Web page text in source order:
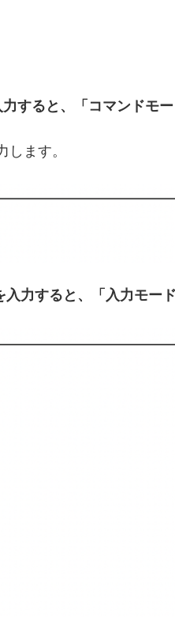
力すると、「コマンドモ
します。
入力すると、「入力モー